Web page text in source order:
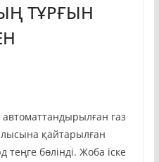
ТҰРҒЫН
газ
қайтарылған
теңге бөлінді. Жоба іске